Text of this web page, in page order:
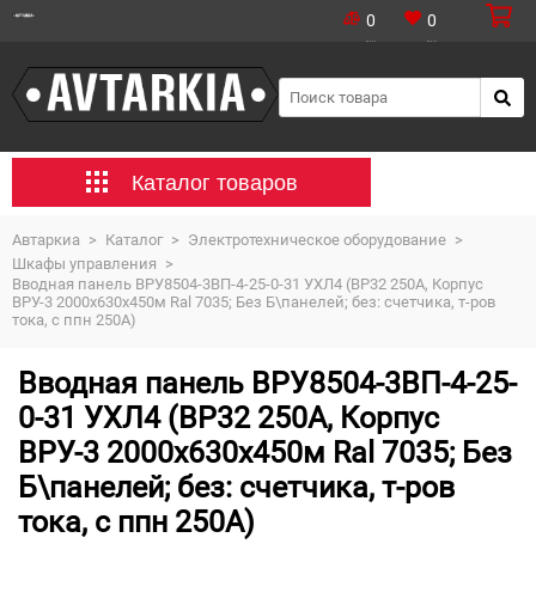
0 0
Каталог товаров
Автаркиа > Каталог > Электротехническое оборудование >
Шкафы управления >
Вводная панель ВРУ8504-3ВП-4-25-0-31 УХЛ4 (ВР32 250А, Корпус
ВРУ-3 2000х630х450м Ral 7035; Без Б\панелей; без: счетчика, т-ров
тока, с ппн 250А)
Вводная панель ВРУ8504-3ВП-4-25-
0-31 УХЛ4 (ВР32 250А, Корпус
ВРУ-3 2000х630х450м Ral 7035; Без
Б\панелей; без: счетчика, т-ров
тока, с ппн 250А)